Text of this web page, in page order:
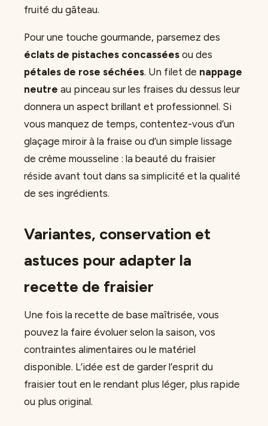
fruité du gâteau.
Pour une touche gourmande, parsemez des
éclats de pistaches concassées ou des
pétales de rose séchées. Un filet de nappage
neutre au pinceau sur les fraises du dessus leur
donnera un aspect brillant et professionnel. Si
vous manquez de temps, contentez-vous d’un
glaçage miroir à la fraise ou d’un simple lissage
de crème mousseline : la beauté du fraisier
réside avant tout dans sa simplicité et la qualité
de ses ingrédients.
Variantes, conservation et
astuces pour adapter la
recette de fraisier
Une fois la recette de base maîtrisée, vous
pouvez la faire évoluer selon la saison, vos
contraintes alimentaires ou le matériel
disponible. L’idée est de garder l’esprit du
fraisier tout en le rendant plus léger, plus rapide
ou plus original.